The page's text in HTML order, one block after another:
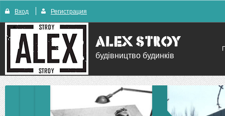
Вход Регистрация
будівництво будинків